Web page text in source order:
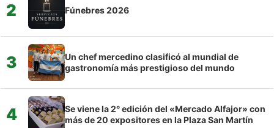
2 Fúnebres 2026
3
Un chef mercedino clasificó al mundial de
gastronomía más prestigioso del mundo
4
Se viene la 2° edición del «Mercado Alfajor» con
más de 20 expositores en la Plaza San Martín